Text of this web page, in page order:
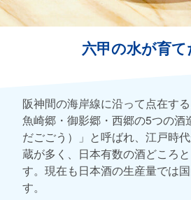
六甲の水が育て
阪神間の海岸線に沿って点在す
魚崎郷・御影郷・西郷の5つの酒
だごごう）」と呼ばれ、江戸時
蔵が多く、日本有数の酒どころ
す。現在も日本酒の生産量では
す。